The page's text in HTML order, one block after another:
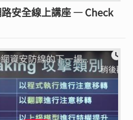
安全線上講座 — Check